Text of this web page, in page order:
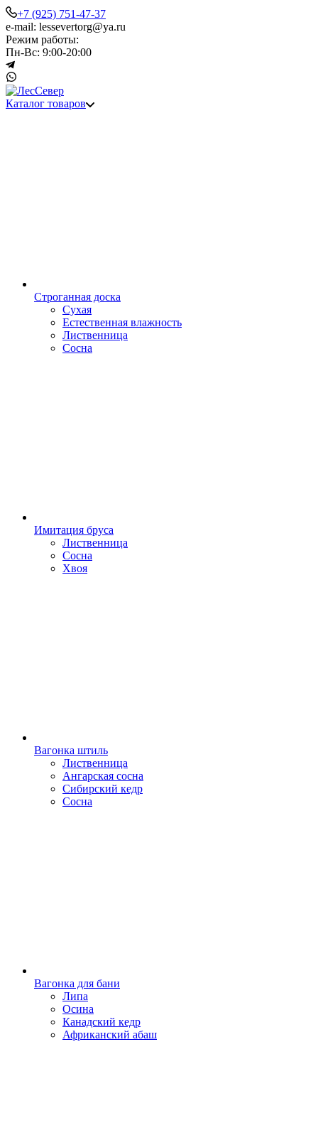
+7 (925) 751-47-37
e-mail: lessevertorg@ya.ru
Режим работы:
Пн-Вс: 9:00-20:00
Каталог товаров
Строганная доска
Сухая
Естественная влажность
Лиственница
Сосна
Имитация бруса
Лиственница
Сосна
Хвоя
Вагонка штиль
Лиственница
Ангарская сосна
Сибирский кедр
Сосна
Вагонка для бани
Липа
Осина
Канадский кедр
Африканский абаш